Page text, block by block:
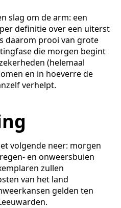
slag om de arm: een
definitie over een uiterst
daarom prooi van grote
die morgen begint
(helemaal
en in hoeverre de
verhelpt.
volgende neer: morgen
en onweersbuien
zullen
van het land
gelden ten